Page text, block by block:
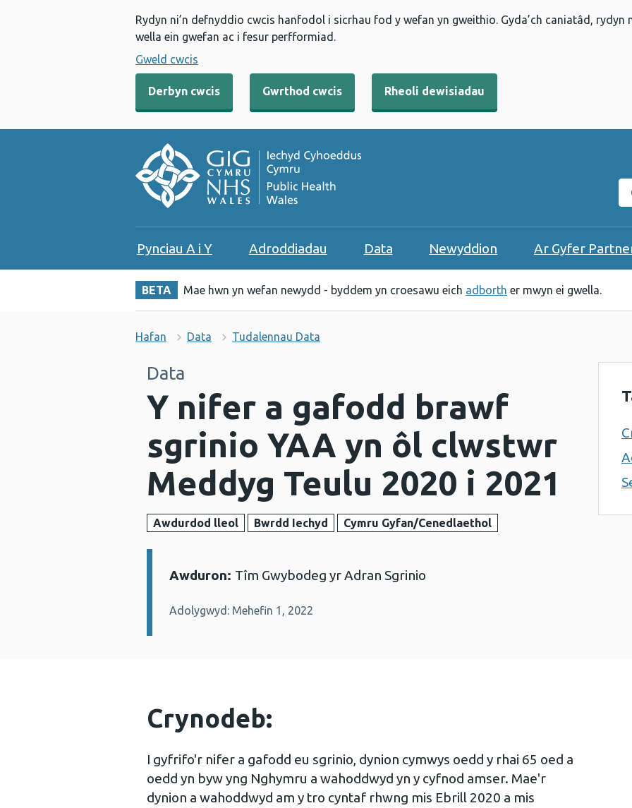
Rydyn ni’n defnyddio cwcis hanfodol i sicrhau fod y wefan yn gweithio. Gyda’ch caniatâd,
wella ein gwefan ac i fesur perfformiad.
Gweld cwcis
Derbyn cwcis Gwrthod cwcis Rheoli dewisiadau
Pynciau A i Y Adroddiadau Data Newyddion Ar Gyfer
BETA Mae hwn yn wefan newydd - byddem yn croesawu eich adborth er mwyn ei gwella.
Hafan Data Tudalennau Data
Data
Y nifer a gafodd brawf
sgrinio YAA yn ôl clwstwr
Meddyg Teulu 2020 i 2021
Awdurdod lleol Bwrdd Iechyd Cymru Gyfan/Cenedlaethol
Manylion:
Awduron: Tîm Gwybodeg yr Adran Sgrinio
Adolygwyd: Mehefin 1, 2022
Crynodeb:
I gyfrifo'r nifer a gafodd eu sgrinio, dynion cymwys oedd y rhai 65 oed a
oedd yn byw yng Nghymru a wahoddwyd yn y cyfnod amser. Mae'r
dynion a wahoddwyd am y tro cyntaf rhwng mis Ebrill 2020 a mis